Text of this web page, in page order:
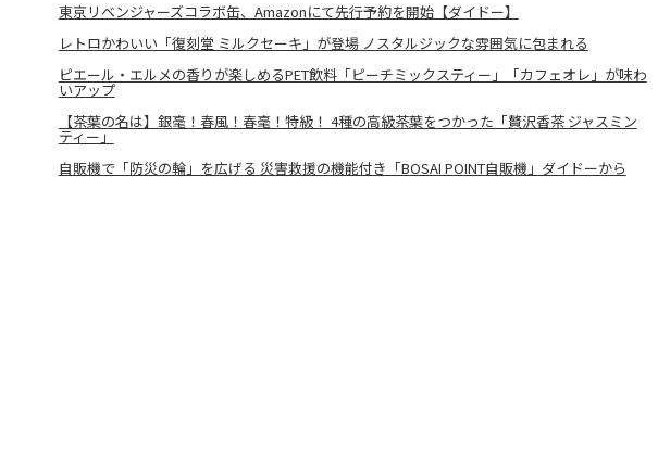
東京リベンジャーズコラボ缶、Amazonにて先行予約を開始【ダイドー】
レトロかわいい「復刻堂 ミルクセーキ」が登場 ノスタルジックな雰囲気に包まれる
ピエール・エルメの香りが楽しめるPET飲料「ピーチミックスティー」「カフェオレ」が味わ
いアップ
【茶葉の名は】銀毫！春風！春毫！特級！ 4種の高級茶葉をつかった「贅沢香茶 ジャスミン
ティー」
自販機で「防災の輪」を広げる 災害救援の機能付き「BOSAI POINT自販機」ダイドーから